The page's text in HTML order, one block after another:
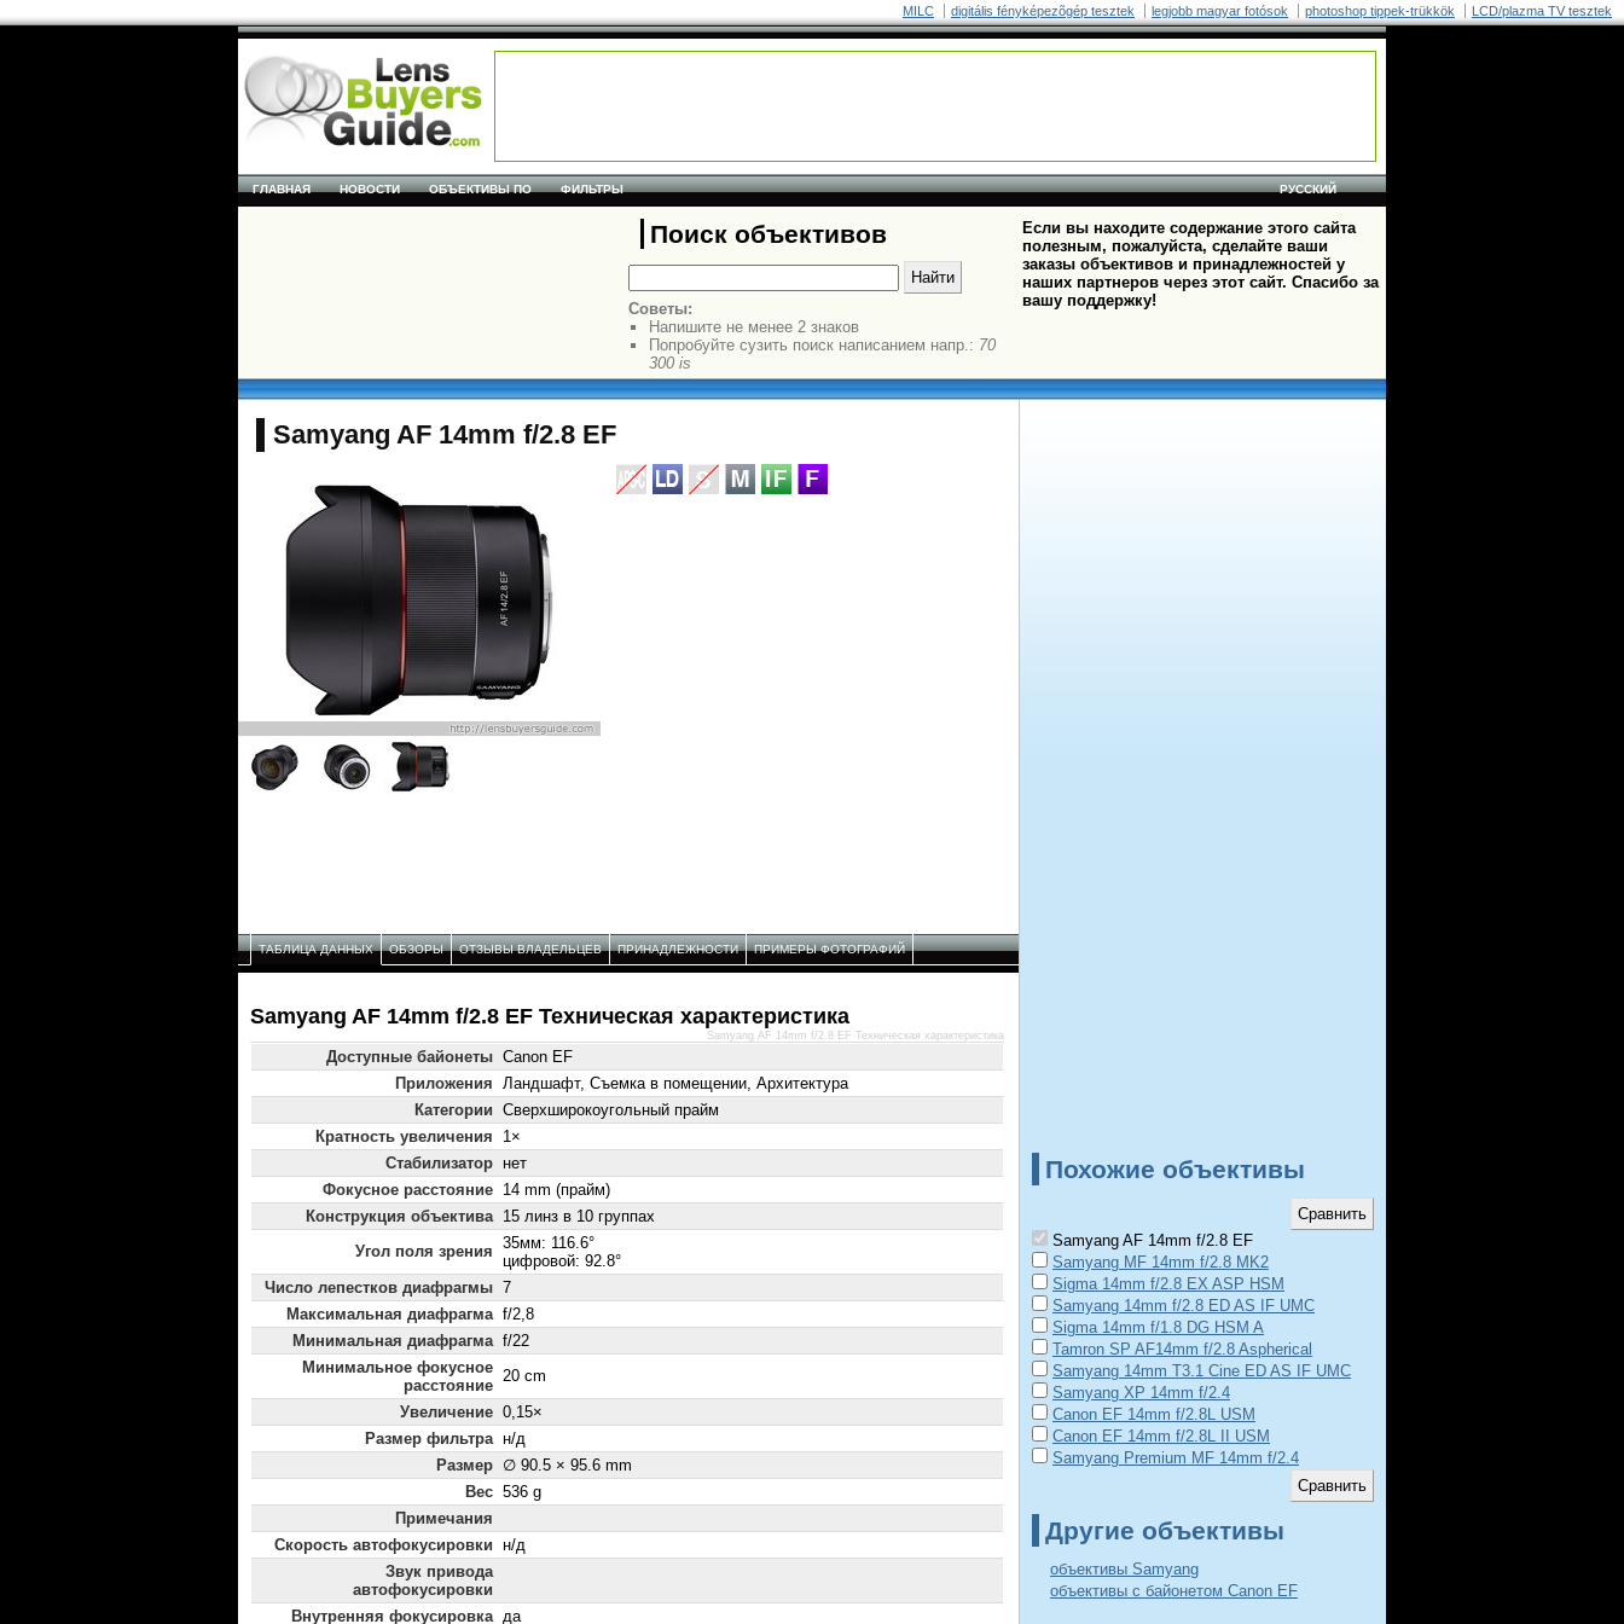
MILC digitális fényképezõgép tesztek legjobb magyar fotósok photoshop tippek-trükkök LCD/plazma TV tesztek
РУССКИЙ
ГЛАВНАЯ НОВОСТИ ОБЪЕКТИВЫ ПО ФИЛЬТРЫ
Поиск объективов
Советы:
Напишите не менее 2 знаков
Попробуйте сузить поиск написанием напр.: 70
300 is
Если вы находите содержание этого сайта
полезным, пожалуйста, сделайте ваши
заказы объективов и принадлежностей у
наших партнеров через этот сайт. Спасибо за
вашу поддержку!
Samyang AF 14mm f/2.8 EF
ТАБЛИЦА ДАННЫХ ОБЗОРЫ ОТЗЫВЫ ВЛАДЕЛЬЦЕВ ПРИНАДЛЕЖНОСТИ ПРИМЕРЫ ФОТОГРАФИЙ
Samyang AF 14mm f/2.8 EF Техническая характеристика
Доступные байонеты Canon EF
Приложения Ландшафт, Съемка в помещении, Архитектура
Категории Сверхширокоугольный прайм
Кратность увеличения
1×
Стабилизатор нет
Фокусное расстояние 14 mm (прайм)
Конструкция объектива 15 линз в 10 группах
Угол поля зрения 35мм: 116.6°
цифровой: 92.8°
Число лепестков диафрагмы 7
Максимальная диафрагма f/2,8
Минимальная диафрагма f/22
Минимальное фокусное
расстояние
20 cm
Увеличение 0,15×
Размер фильтра н/д
Размер ∅ 90.5 × 95.6 mm
Вес 536 g
Примечания
Скорость автофокусировки н/д
Звук привода
автофокусировки
Внутренняя фокусировка да
Samyang AF 14mm f/2.8 EF Техническая характеристика
Похожие объективы
Samyang AF 14mm f/2.8 EF
Samyang MF 14mm f/2.8 MK2
Sigma 14mm f/2.8 EX ASP HSM
Samyang 14mm f/2.8 ED AS IF UMC
Sigma 14mm f/1.8 DG HSM A
Tamron SP AF14mm f/2.8 Aspherical
Samyang 14mm T3.1 Cine ED AS IF UMC
Samyang XP 14mm f/2.4
Canon EF 14mm f/2.8L USM
Canon EF 14mm f/2.8L II USM
Samyang Premium MF 14mm f/2.4
Другие объективы
объективы Samyang
объективы с байонетом Canon EF